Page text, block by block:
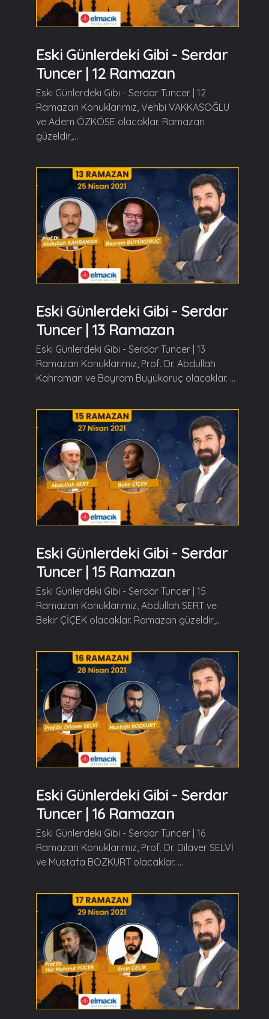
Eski Günlerdeki Gibi - Serdar
Tuncer | 12 Ramazan
Eski Günlerdeki Gibi - Serdar Tuncer | 12
Ramazan Konuklarımız, Vehbi VAKKASOĞLU
ve Adem ÖZKÖSE olacaklar. Ramazan
güzeldir,...
Eski Günlerdeki Gibi - Serdar
Tuncer | 13 Ramazan
Eski Günlerdeki Gibi - Serdar Tuncer | 13
Ramazan Konuklarımız, Prof. Dr. Abdullah
Kahraman ve Bayram Büyükoruç olacaklar. ...
Eski Günlerdeki Gibi - Serdar
Tuncer | 15 Ramazan
Eski Günlerdeki Gibi - Serdar Tuncer | 15
Ramazan Konuklarımız, Abdullah SERT ve
Bekir ÇİÇEK olacaklar. Ramazan güzeldir,...
Eski Günlerdeki Gibi - Serdar
Tuncer | 16 Ramazan
Eski Günlerdeki Gibi - Serdar Tuncer | 16
Ramazan Konuklarımız, Prof. Dr. Dilaver SELVİ
ve Mustafa BOZKURT olacaklar. ...